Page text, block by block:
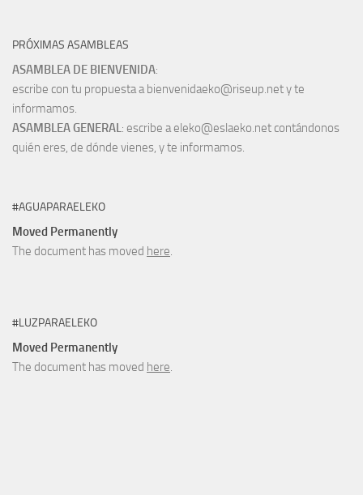
PRÓXIMAS ASAMBLEAS
ASAMBLEA DE BIENVENIDA:
escribe con tu propuesta a bienvenidaeko@riseup.net y te
informamos.
ASAMBLEA GENERAL: escribe a eleko@eslaeko.net contándonos
quién eres, de dónde vienes, y te informamos.
#AGUAPARAELEKO
Moved Permanently
The document has moved here.
#LUZPARAELEKO
Moved Permanently
The document has moved here.